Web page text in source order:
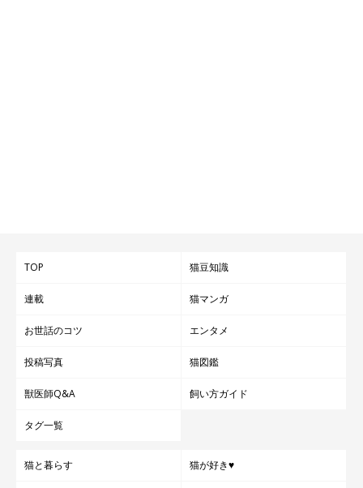
TOP 猫豆知識
連載 猫マンガ
お世話のコツ エンタメ
投稿写真 猫図鑑
獣医師Q&A 飼い方ガイド
タグ一覧
猫と暮らす 猫が好き♥